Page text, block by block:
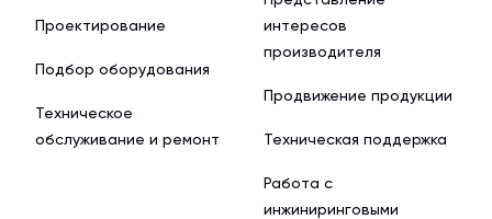
Проектирование
Подбор оборудования
Техническое
обслуживание и ремонт
интересов
производителя
Продвижение продукции
Техническая поддержка
Работа с
инжиниринговыми